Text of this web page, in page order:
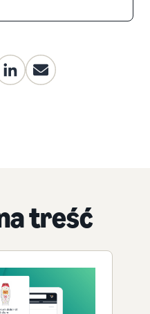
treść